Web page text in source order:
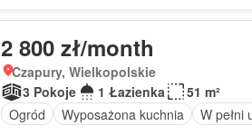
2 800 zł/month
Czapury, Wielkopolskie
3 Pokoje
1 Łazienka
51 m²
Ogród
Wyposażona kuchnia W pełni